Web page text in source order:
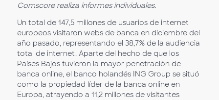
Comscore realiza informes individuales.
Un total de 147,5 millones de usuarios de internet
europeos visitaron webs de banca en diciembre del
año pasado, representando el 38,7% de la audiencia
total de internet. Aparte del hecho de que los
Países Bajos tuvieron la mayor penetración de
banca online, el banco holandés ING Group se situó
como la propiedad líder de la banca online en
Europa, atrayendo a 11,2 millones de visitantes